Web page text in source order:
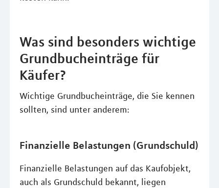
Was sind besonders wichtige
Grundbucheinträge für
Käufer?
Wichtige Grundbucheinträge, die Sie kennen
sollten, sind unter anderem:
Finanzielle Belastungen (Grundschuld)
Finanzielle Belastungen auf das Kaufobjekt,
auch als Grundschuld bekannt, liegen